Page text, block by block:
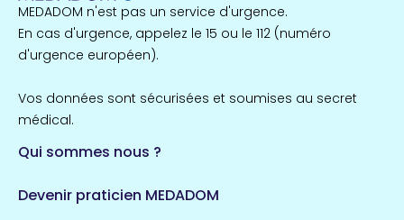
MEDADOM n'est pas un service d'urgence.
En cas d'urgence, appelez le 15 ou le 112 (numéro
d'urgence européen).
Vos données sont sécurisées et soumises au secret
médical.
Qui sommes nous ?
Devenir praticien MEDADOM